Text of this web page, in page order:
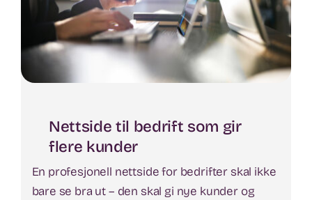
Nettside til bedrift som gir
flere kunder
En profesjonell nettside for bedrifter skal ikke
bare se bra ut – den skal gi nye kunder og